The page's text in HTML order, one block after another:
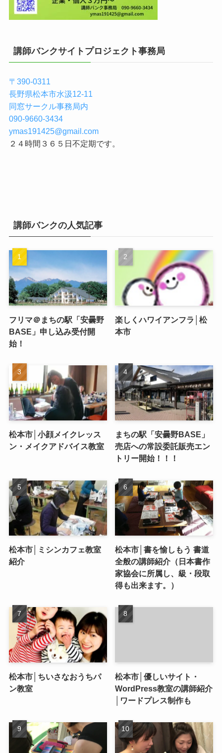
講師バンクサイトプロジェクト事務局
〒390-0311
長野県松本市水汲12-11
同窓サークル事務局内
090-9660-3434
ymas191425@gmail.com
２４時間３６５日不定期です。
講師バンクの人気記事
フリマ＠まちの駅「安曇野
BASE」申し込み受付開
始！
楽しくハワイアンフラ│松
本市
松本市│小顔メイクレッス
ン・メイクアドバイス教室
まちの駅「安曇野BASE」
売店への常設委託販売エン
トリー開始！！！
松本市│ミシンカフェ教室
紹介
松本市│書を愉しもう 書道
全般の講師紹介（日本書作
家協会に所属し、級・段取
得も出来ます。）
松本市│ちいさなおうちパ
ン教室
松本市│優しいサイト・
WordPress教室の講師紹介
│ワードプレス制作も